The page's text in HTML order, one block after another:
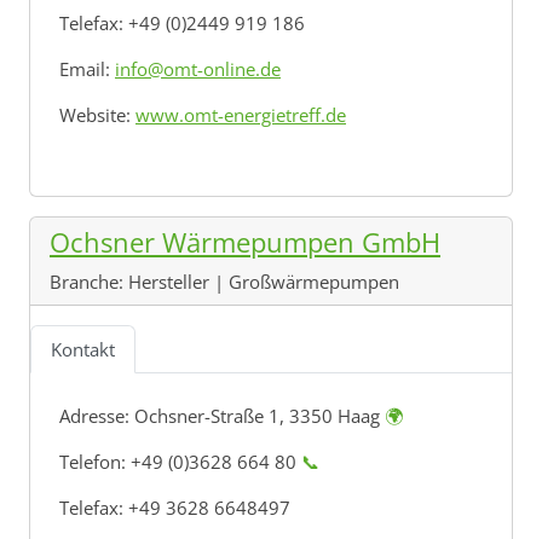
Telefax: +49 (0)2449 919 186
Email: info@omt-online.de
Website: www.omt-energietreff.de
Ochsner Wärmepumpen GmbH
Branche: Hersteller | Großwärmepumpen
Kontakt
Adresse: Ochsner-Straße 1, 3350 Haag 🌍
Telefon: +49 (0)3628 664 80 📞
Telefax: +49 3628 6648497